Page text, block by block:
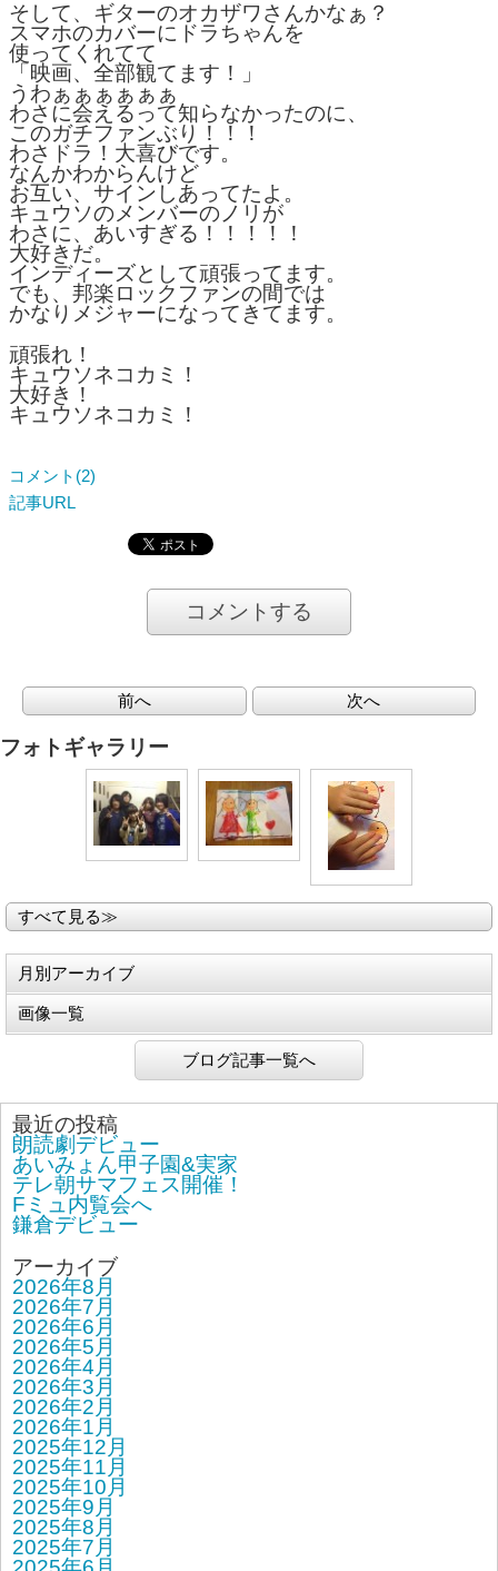
そして、ギターのオカザワさんかなぁ？
スマホのカバーにドラちゃんを
使ってくれてて
「映画、全部観てます！」
うわぁぁぁぁぁぁ
わさに会えるって知らなかったのに、
このガチファンぶり！！！
わさドラ！大喜びです。
なんかわからんけど
お互い、サインしあってたよ。
キュウソのメンバーのノリが
わさに、あいすぎる！！！！！
大好きだ。
インディーズとして頑張ってます。
でも、邦楽ロックファンの間では
かなりメジャーになってきてます。
頑張れ！
キュウソネコカミ！
大好き！
キュウソネコカミ！
コメント(2)
記事URL
コメントする
前へ 次へ
フォトギャラリー
すべて見る≫
月別アーカイブ
画像一覧
ブログ記事一覧へ
最近の投稿
朗読劇デビュー
あいみょん甲子園&実家
テレ朝サマフェス開催！
Fミュ内覧会へ
鎌倉デビュー
アーカイブ
2026年8月
2026年7月
2026年6月
2026年5月
2026年4月
2026年3月
2026年2月
2026年1月
2025年12月
2025年11月
2025年10月
2025年9月
2025年8月
2025年7月